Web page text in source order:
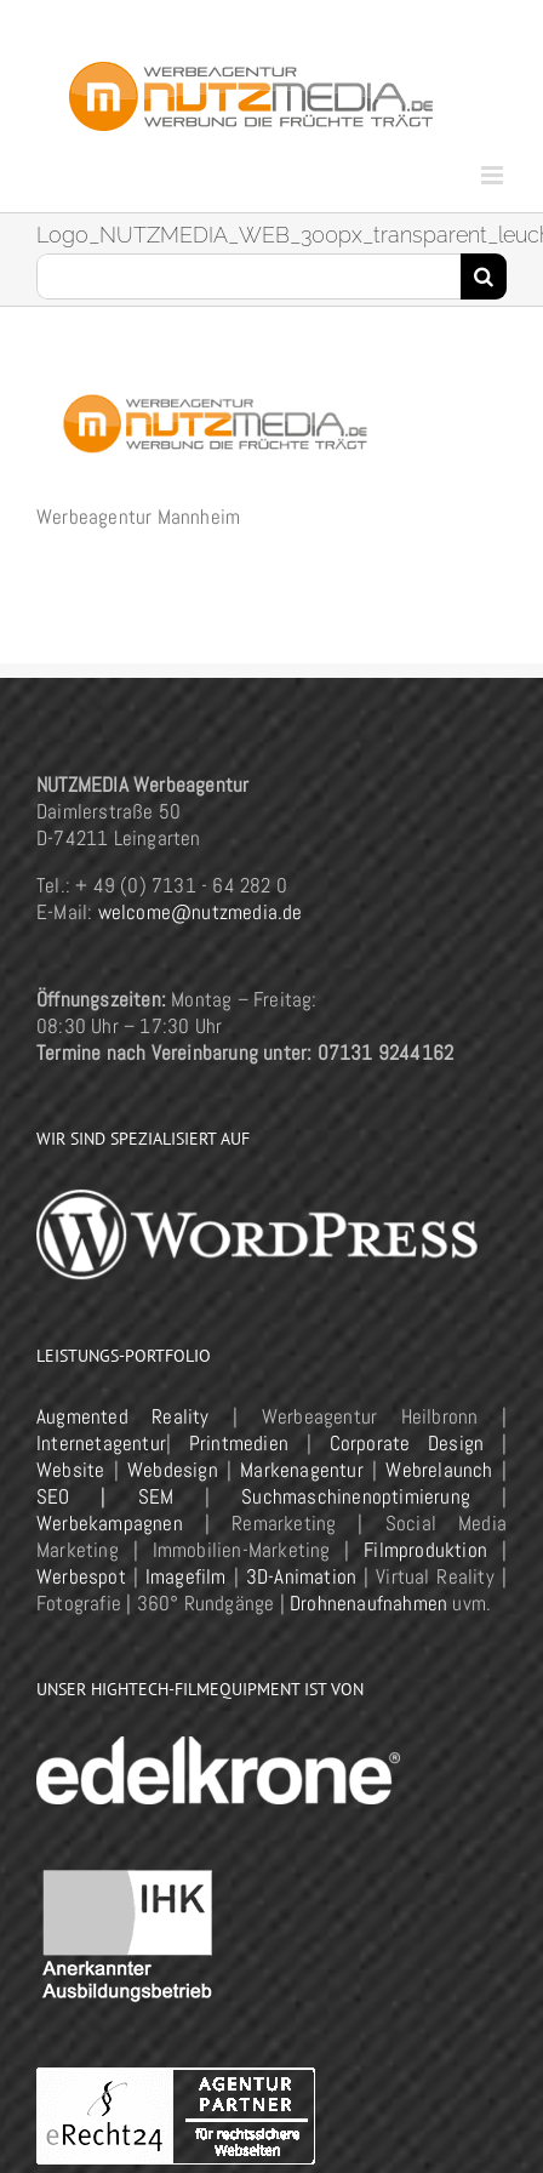
Suche
nach:
Werbeagentur Mannheim
NUTZMEDIA Werbeagentur
Daimlerstraße 50
D-74211 Leingarten
Tel.: + 49 (0) 7131 - 64 282 0
E-Mail: welcome@nutzmedia.de
Öffnungszeiten: Montag – Freitag:
08:30 Uhr – 17:30 Uhr
Termine nach Vereinbarung unter: 07131 9244162
WIR SIND SPEZIALISIERT AUF
LEISTUNGS-PORTFOLIO
Augmented Reality | Werbeagentur Heilbronn |
Internetagentur| Printmedien | Corporate Design |
Website | Webdesign| Markenagentur|Webrelaunch |
SEO | SEM | Suchmaschinenoptimierung |
Werbekampagnen | Remarketing | Social Media
Marketing | Immobilien-Marketing | Filmproduktion |
Werbespot | Imagefilm | 3D-Animation | Virtual Reality |
Fotografie | 360° Rundgänge | Drohnenaufnahmen uvm.
UNSER HIGHTECH-FILMEQUIPMENT IST VON